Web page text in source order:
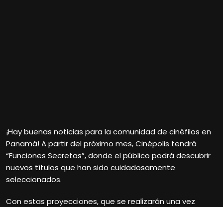
¡Hay buenas noticias para la comunidad de cinéfilos en
Panamá! A partir del próximo mes, Cinépolis tendrá
“Funciones Secretas”, donde el público podrá descubrir
nuevos títulos que han sido cuidadosamente
seleccionados.
Con estas proyecciones, que se realizarán una vez